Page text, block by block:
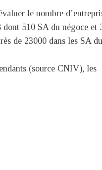
le nombre
510 SA du négoce et
de 23000 dans les SA du
(source CNIV), les